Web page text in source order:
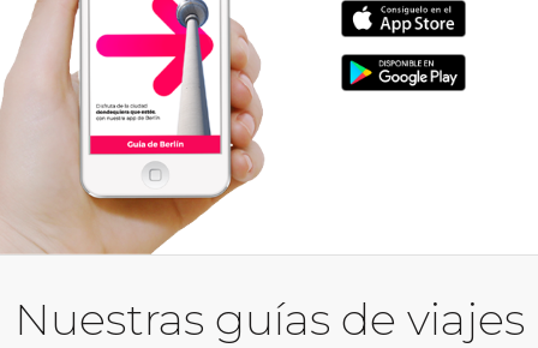
Nuestras guías de viajes